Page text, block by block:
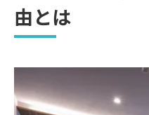
由とは